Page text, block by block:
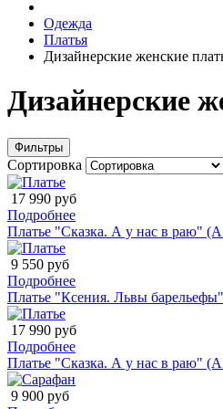
Одежда
Платья
Дизайнерские женские
Дизайнерские
Фильтры
Сортировка
17 990 руб
Подробнее
Платье "Сказка. А у нас в раю"
9 550 руб
Подробнее
Платье "Ксения. Львы
17 990 руб
Подробнее
Платье "Сказка. А у нас в раю"
9 900 руб